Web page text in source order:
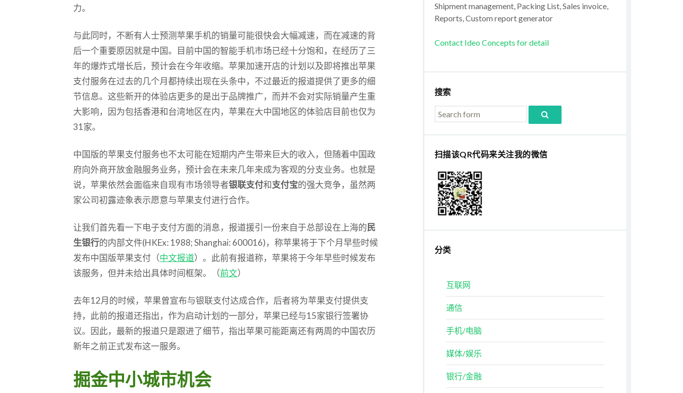
力。
与此同时，不断有人士预测苹果手机的销量可能很快会大幅减速，而在减速的背
后一个重要原因就是中国。目前中国的智能手机市场已经十分饱和，在经历了三
年的爆炸式增长后，预计会在今年收缩。苹果加速开店的计划以及即将推出苹果
支付服务在过去的几个月都持续出现在头条中，不过最近的报道提供了更多的细
节信息。这些新开的体验店更多的是出于品牌推广，而并不会对实际销量产生重
大影响，因为包括香港和台湾地区在内，苹果在大中国地区的体验店目前也仅为
31家。
中国版的苹果支付服务也不太可能在短期内产生带来巨大的收入，但随着中国政
府向外商开放金融服务业务，预计会在未来几年来成为客观的分支业务。也就是
说，苹果依然会面临来自现有市场领导者银联支付和支付宝的强大竞争，虽然两
家公司初露迹象表示愿意与苹果支付进行合作。
让我们首先看一下电子支付方面的消息，报道援引一份来自于总部设在上海的民
生银行的内部文件(HKEx: 1988; Shanghai: 600016)，称苹果将于下个月早些时候
发布中国版苹果支付（中文报道）。此前有报道称，苹果将于今年早些时候发布
该服务，但并未给出具体时间框架。（前文）
去年12月的时候，苹果曾宣布与银联支付达成合作，后者将为苹果支付提供支
持，此前的报道还指出，作为启动计划的一部分，苹果已经与15家银行签署协
议。因此，最新的报道只是跟进了细节，指出苹果可能距离还有两周的中国农历
新年之前正式发布这一服务。
掘金中小城市机会
Shipment management, Packing List, Sales invoice,
Reports, Custom report generator
Contact Ideo Concepts for detail
搜索
扫描该QR代码来关注我的微信
分类
互联网
通信
手机/电脑
媒体/娱乐
银行/金融